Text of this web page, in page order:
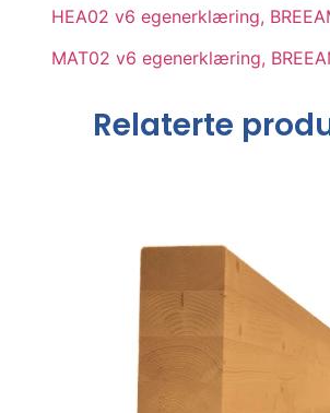
HEA02 v6 egenerklæring,
MAT02 v6 egenerklæring,
Relaterte